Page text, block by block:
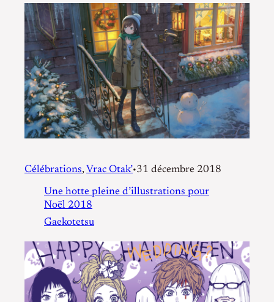
Célébrations, Vrac Otak’•31 décembre 2018
Une hotte pleine d’illustrations pour
Noël 2018
Gaekotetsu